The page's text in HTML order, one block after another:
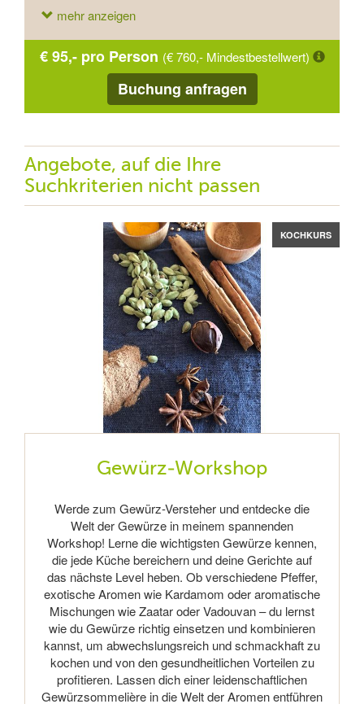
mehr anzeigen
€ 95,- pro Person (€ 760,- Mindestbestellwert)
Buchung anfragen
Angebote, auf die Ihre
Suchkriterien nicht passen
KOCHKURS
Gewürz-Workshop
Werde zum Gewürz-Versteher und entdecke die
Welt der Gewürze in meinem spannenden
Workshop! Lerne die wichtigsten Gewürze kennen,
die jede Küche bereichern und deine Gerichte auf
das nächste Level heben. Ob verschiedene Pfeffer,
exotische Aromen wie Kardamom oder aromatische
Mischungen wie Zaatar oder Vadouvan – du lernst
wie du Gewürze richtig einsetzen und kombinieren
kannst, um abwechslungsreich und schmackhaft zu
kochen und von den gesundheitlichen Vorteilen zu
profitieren. Lassen dich einer leidenschaftlichen
Gewürzsommelière in die Welt der Aromen entführen